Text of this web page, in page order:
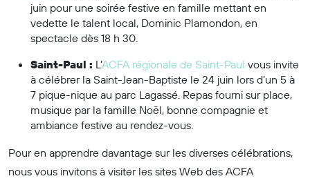
juin pour une soirée festive en famille mettant en
vedette le talent local, Dominic Plamondon, en
spectacle dès 18 h 30.
Saint-Paul : L’ACFA régionale de Saint-Paul vous invite
à célébrer la Saint-Jean-Baptiste le 24 juin lors d’un 5 à
7 pique-nique au parc Lagassé. Repas fourni sur place,
musique par la famille Noël, bonne compagnie et
ambiance festive au rendez-vous.
Pour en apprendre davantage sur les diverses célébrations,
nous vous invitons à visiter les sites Web des ACFA